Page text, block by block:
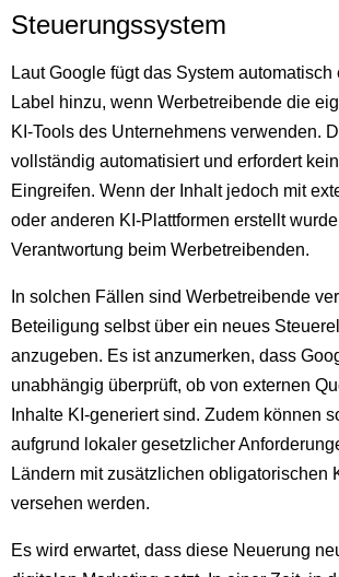
Steuerungssystem
Laut Google fügt das System
Label hinzu, wenn Werbetreibende die
KI-Tools des Unternehmens verwenden.
vollständig automatisiert und erfordert
Eingreifen. Wenn der Inhalt jedoch mit
oder anderen KI-Plattformen erstellt
Verantwortung beim Werbetreibenden.
In solchen Fällen sind Werbetreibende
Beteiligung selbst über ein neues
anzugeben. Es ist anzumerken, dass
unabhängig überprüft, ob von externen
Inhalte KI-generiert sind. Zudem können
aufgrund lokaler gesetzlicher
Ländern mit zusätzlichen obligatorischen
versehen werden.
Es wird erwartet, dass diese Neuerung